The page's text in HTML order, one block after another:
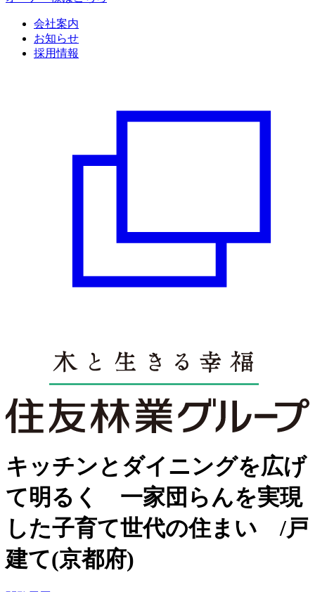
会社案内
お知らせ
採用情報
キッチンとダイニングを広げ
て明るく 一家団らんを実現
した子育て世代の住まい /戸
建て(京都府)